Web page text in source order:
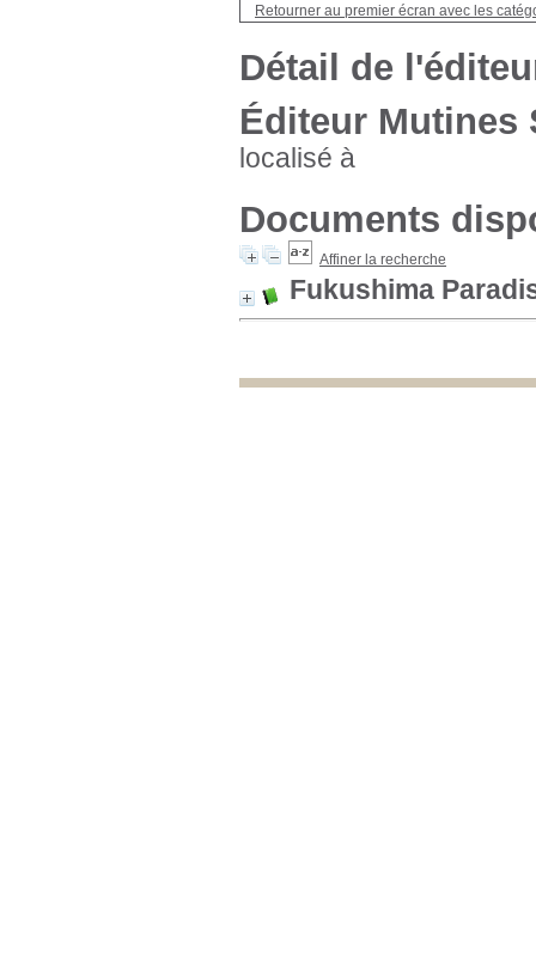
Retourner au premier écran avec les
Détail de
Éditeur Mutines
localisé à
Documents
Affiner la recherche
Fukushima